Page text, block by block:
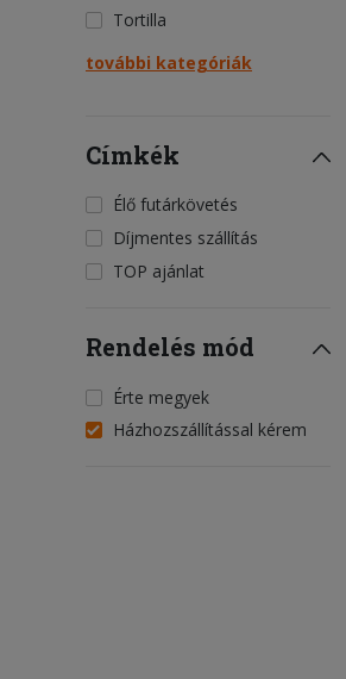
Tortilla
további kategóriák
Címkék
Élő futárkövetés
Díjmentes szállítás
TOP ajánlat
Rendelés mód
Érte megyek
Házhozszállítással kérem